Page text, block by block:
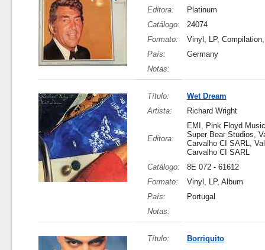
Editora:
Platinum
Catálogo:
24074
Formato:
Vinyl, LP,
País:
Germany
Notas:
Título:
Wet Dream
Artista:
Richard Wright
Editora:
EMI, Pink Floyd
Super Bear Studios,
Carvalho CI SARL,
Carvalho CI SARL
Catálogo:
8E 072 - 61612
Formato:
Vinyl, LP, Album
País:
Portugal
Notas:
Título:
Borriquito